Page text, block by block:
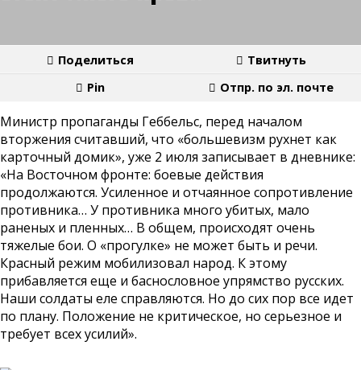
Поделиться
Твитнуть
Pin
Отпр. по эл. почте
Министр пропаганды Геббельс, перед началом
вторжения считавший, что «большевизм рухнет как
карточный домик», уже 2 июля записывает в дневнике:
«На Восточном фронте: боевые действия
продолжаются. Усиленное и отчаянное сопротивление
противника… У противника много убитых, мало
раненых и пленных… В общем, происходят очень
тяжелые бои. О «прогулке» не может быть и речи.
Красный режим мобилизовал народ. К этому
прибавляется еще и баснословное упрямство русских.
Наши солдаты еле справляются. Но до сих пор все идет
по плану. Положение не критическое, но серьезное и
требует всех усилий».